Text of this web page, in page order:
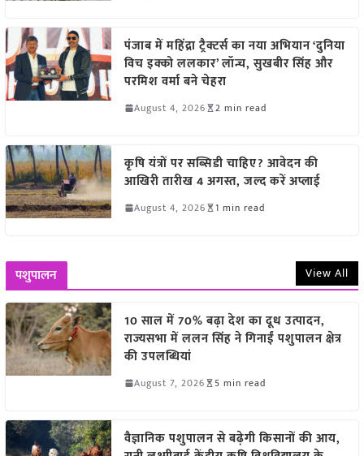
पंजाब में महिंद्रा ट्रैक्टर्स का नया अभियान ‘दुनिया
विच इक्को ललकार’ लॉन्च, सुखबीर सिंह और
परमिश वर्मा बने चेहरा
August 4, 2026 2 min read
कृषि यंत्रों पर सब्सिडी चाहिए? आवेदन की
आखिरी तारीख 4 अगस्त, जल्द करें अप्लाई
August 4, 2026 1 min read
पशुपालन View All
10 साल में 70% बढ़ा देश का दूध उत्पादन,
राज्यसभा में ललन सिंह ने गिनाईं पशुपालन क्षेत्र
की उपलब्धियां
August 7, 2026 5 min read
वैज्ञानिक पशुपालन से बढ़ेगी किसानों की आय,